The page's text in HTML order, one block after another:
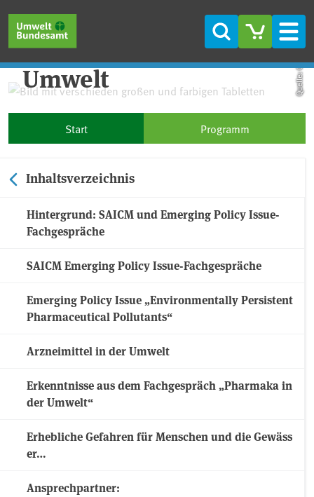
Suche
Quelle: CCVision
Fachgespräch 2017 zu
Pharmaka in der
Umwelt
Start Programm
Inhaltsverzeichnis
Hintergrund: SAICM und Emerging Policy Issue-
Fachgespräche
SAICM Emerging Policy Issue-Fachgespräche
Emerging Policy Issue „Environmentally Persistent
Pharmaceutical Pollutants“
Arzneimittel in der Umwelt
Erkenntnisse aus dem Fachgespräch „Pharmaka in
der Umwelt“
Erhebliche Gefahren für Menschen und die Gewäss
er…
Ansprechpartner: